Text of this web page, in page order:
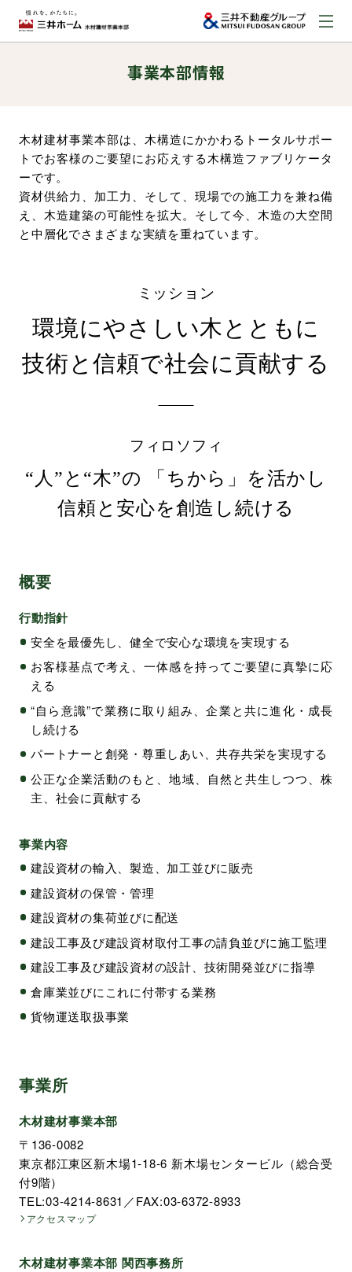
お問い合わせ
事業本部案内
事業内容
環境・社会への取り組み
トピックス一覧
イベントレポート一覧
事業本部情報
木材建材事業本部は、木構造にかかわるトータルサポー
トでお客様のご要望にお応えする木構造ファブリケータ
ーです。
資材供給力、加工力、そして、現場での施工力を兼ね備
え、木造建築の可能性を拡大。そして今、木造の大空間
と中層化でさまざまな実績を重ねています。
ミッション
環境にやさしい木とともに
技術と信頼で社会に貢献する
フィロソフィ
“人”と“木”の 「ちから」を活かし
信頼と安心を創造し続ける
概要
行動指針
安全を最優先し、健全で安心な環境を実現する
お客様基点で考え、一体感を持ってご要望に真摯に応
える
“自ら意識”で業務に取り組み、企業と共に進化・成長
し続ける
パートナーと創発・尊重しあい、共存共栄を実現する
公正な企業活動のもと、地域、自然と共生しつつ、株
主、社会に貢献する
事業内容
建設資材の輸入、製造、加工並びに販売
建設資材の保管・管理
建設資材の集荷並びに配送
建設工事及び建設資材取付工事の請負並びに施工監理
建設工事及び建設資材の設計、技術開発並びに指導
倉庫業並びにこれに付帯する業務
貨物運送取扱事業
事業所
木材建材事業本部
〒136-0082
東京都江東区新木場1-18-6 新木場センタービル（総合受
付9階）
TEL:03-4214-8631／FAX:03-6372-8933
アクセスマップ
木材建材事業本部 関西事務所